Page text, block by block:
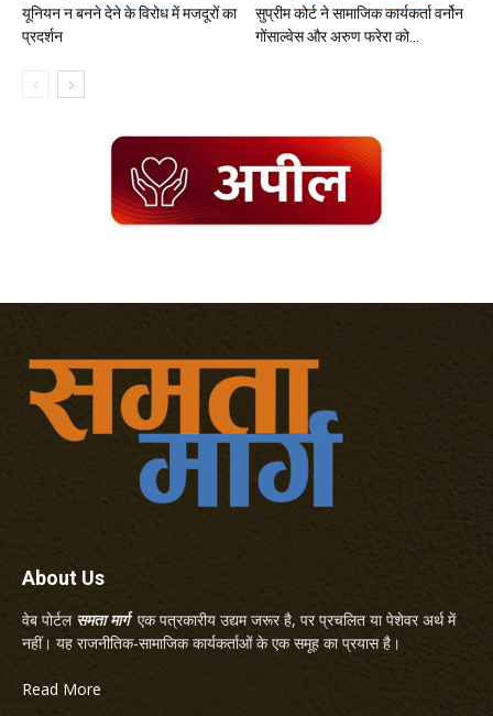
यूनियन न बनने देने के विरोध में मजदूरों का
प्रदर्शन
सुप्रीम कोर्ट ने सामाजिक कार्यकर्ता वर्नोन
गोंसाल्वेस और अरुण फरेरा को...
About Us
वेब पोर्टल समता मार्गएक पत्रकारीय उद्यम जरूर है, पर प्रचलित या पेशेवर अर्थ में
नहीं। यह राजनीतिक-सामाजिक कार्यकर्ताओं के एक समूह का प्रयास है।
Read More